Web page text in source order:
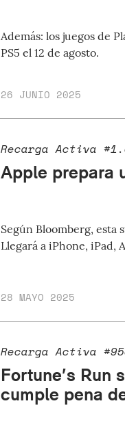
Además: los juegos de
PS5 el 12 de agosto.
26 JUNIO 2025
Recarga Activa
Apple prepara
Según Bloomberg, esta
Llegará a iPhone, iPad,
28 MAYO 2025
Recarga Activa
Fortune’s
cumple pena